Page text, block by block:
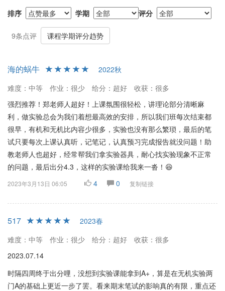
排序 学期 评分
9条点评 课程学期评分趋势
海的蜗牛
2022秋
难度：中等
作业：很少 给分：超好
收获：很多
强烈推荐！郑老师人超好！上课氛围很轻松，讲理论部分清晰麻
利，做实验总会为我们着想最高效的安排，所以我们班每次结束都
很早，有机和无机比内容少很多，实验也没有那么繁琐，最后的笔
试只要每次上课认真听，记笔记，认真预习完成报告就没问题！助
教老师人也超好，经常帮我们拿实验器具，耐心找实验现象不正常
的问题，最后出分4.3，这样的实验课给我来一沓！😆
2023年3月13日 06:05 4 0 复制链接
517
2023春
难度：中等
作业：很少 给分：超好
收获：很多
2023.07.14
时隔四周终于出分哩，没想到实验课能拿到A+，算是在无机实验两
门A的基础上更近一步了罢。看来期末笔试的影响真的有限，重点还